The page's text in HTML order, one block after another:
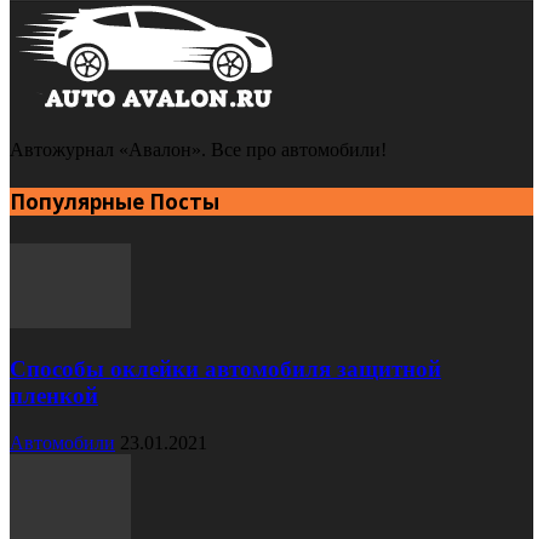
Автожурнал «Авалон». Все про автомобили!
Популярные Посты
Способы оклейки автомобиля защитной
пленкой
Автомобили 23.01.2021